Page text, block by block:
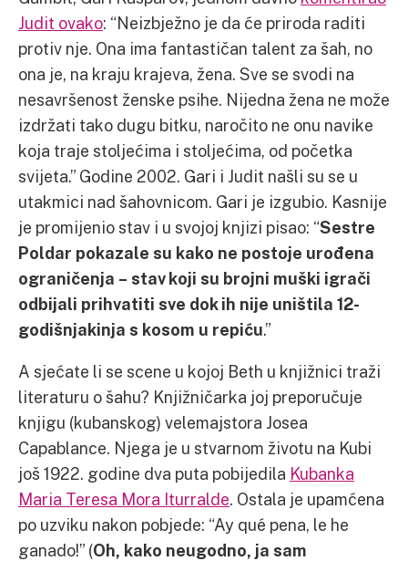
Judit ovako: “Neizbježno je da će priroda raditi
protiv nje. Ona ima fantastičan talent za šah, no
ona je, na kraju krajeva, žena. Sve se svodi na
nesavršenost ženske psihe. Nijedna žena ne može
izdržati tako dugu bitku, naročito ne onu navike
koja traje stoljećima i stoljećima, od početka
svijeta.” Godine 2002. Gari i Judit našli su se u
utakmici nad šahovnicom. Gari je izgubio. Kasnije
je promijenio stav i u svojoj knjizi pisao: “Sestre
Poldar pokazale su kako ne postoje urođena
ograničenja – stav koji su brojni muški igrači
odbijali prihvatiti sve dok ih nije uništila 12-
godišnjakinja s kosom u repiću.”
A sjećate li se scene u kojoj Beth u knjižnici traži
literaturu o šahu? Knjižničarka joj preporučuje
knjigu (kubanskog) velemajstora Josea
Capablance. Njega je u stvarnom životu na Kubi
još 1922. godine dva puta pobijedila Kubanka
Maria Teresa Mora Iturralde. Ostala je upamćena
po uzviku nakon pobjede: “Ay qué pena, le he
ganado!” (Oh, kako neugodno, ja sam